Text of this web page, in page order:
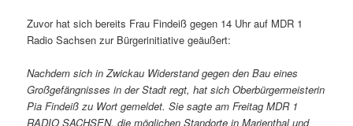
Zuvor hat sich bereits Frau Findeiß gegen 14 Uhr auf MDR 1
Radio Sachsen zur Bürgerinitiative geäußert:
Nachdem sich in Zwickau Widerstand gegen den Bau eines
Großgefängnisses in der Stadt regt, hat sich Oberbürgermeisterin
Pia Findeiß zu Wort gemeldet. Sie sagte am Freitag MDR 1
RADIO SACHSEN, die möglichen Standorte in Marienthal und